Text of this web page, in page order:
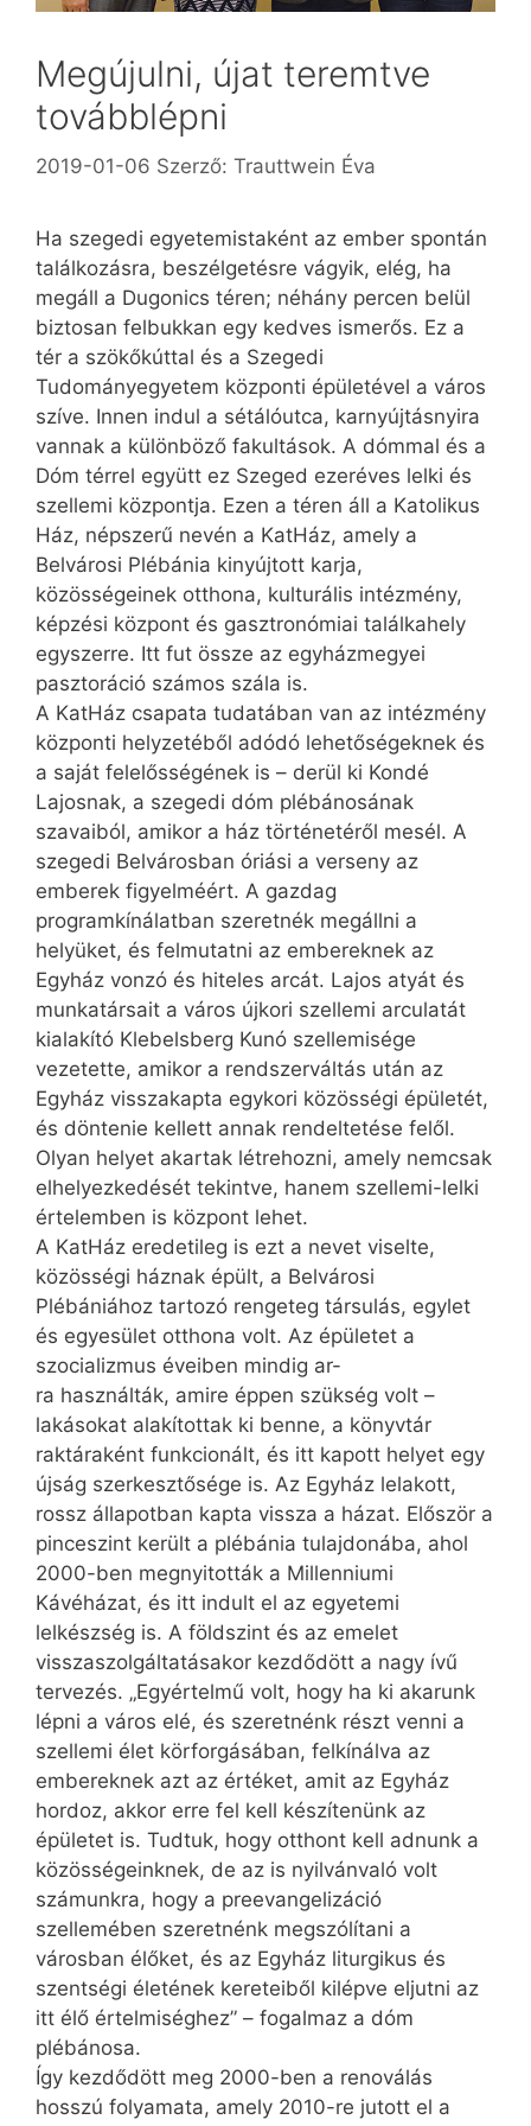
Megújulni, újat teremtve
továbblépni
2019-01-06 Szerző: Trauttwein Éva
Ha szegedi egyetemistaként az ember spontán
találkozásra, beszélgetésre vágyik, elég, ha
megáll a Dugonics téren; néhány percen belül
biztosan felbukkan egy kedves ismerős. Ez a
tér a szökőkúttal és a Szegedi
Tudományegyetem központi épületével a város
szíve. Innen indul a sétálóutca, karnyújtásnyira
vannak a különböző fakultások. A dómmal és a
Dóm térrel együtt ez Szeged ezeréves lelki és
szellemi központja. Ezen a téren áll a Katolikus
Ház, népszerű nevén a KatHáz, amely a
Belvárosi Plébánia kinyújtott karja,
közösségeinek otthona, kulturális intézmény,
képzési központ és gasztronómiai találkahely
egyszerre. Itt fut össze az egyházmegyei
pasztoráció számos szála is.
A KatHáz csapata tudatában van az intézmény
központi helyzetéből adódó lehetőségeknek és
a saját felelősségének is – derül ki Kondé
Lajosnak, a szegedi dóm plébánosának
szavaiból, amikor a ház történetéről mesél. A
szegedi Belvárosban óriási a verseny az
emberek figyelméért. A gazdag
programkínálatban szeretnék megállni a
helyüket, és felmutatni az embereknek az
Egyház vonzó és hiteles arcát. Lajos atyát és
munkatársait a város újkori szellemi arculatát
kialakító Klebelsberg Kunó szellemisége
vezetette, amikor a rendszerváltás után az
Egyház visszakapta egykori közösségi épületét,
és döntenie kellett annak rendeltetése felől.
Olyan helyet akartak létrehozni, amely nemcsak
elhelyezkedését tekintve, hanem szellemi-lelki
értelemben is központ lehet.
A KatHáz eredetileg is ezt a nevet viselte,
közösségi háznak épült, a Belvárosi
Plébániához tartozó rengeteg társulás, egylet
és egyesület otthona volt. Az épületet a
szocializmus éveiben mindig ar-
ra használták, amire éppen szük­ség volt –
lakásokat alakítottak ki benne, a könyvtár
raktáraként funkcionált, és itt kapott helyet egy
újság szerkesztősége is. Az Egyház lelakott,
rossz állapotban kapta vissza a házat. Először a
pinceszint került a plébánia tulajdonába, ahol
2000-ben megnyitották a Millenniumi
Kávéházat, és itt indult el az egyetemi
lelkészség is. A földszint és az emelet
visszaszolgáltatásakor kezdődött a nagy ívű
tervezés. „Egyértelmű volt, hogy ha ki akarunk
lépni a város elé, és szeretnénk részt venni a
szellemi élet körforgásában, felkínálva az
embereknek azt az értéket, amit az Egyház
hordoz, akkor erre fel kell készítenünk az
épületet is. Tudtuk, hogy otthont kell adnunk a
közösségeinknek, de az is nyilvánvaló volt
számunkra, hogy a preevan­ge­li­záció
szellemében szeretnénk megszólítani a
városban élőket, és az Egyház liturgikus és
szentségi életének kereteiből kilépve eljutni az
itt élő értelmiséghez” – fogalmaz a dóm
plébánosa.
Így kezdődött meg 2000-ben a renoválás
hosszú folyamata, amely 2010-re jutott el a